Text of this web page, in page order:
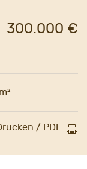
300.000 €
/ PDF